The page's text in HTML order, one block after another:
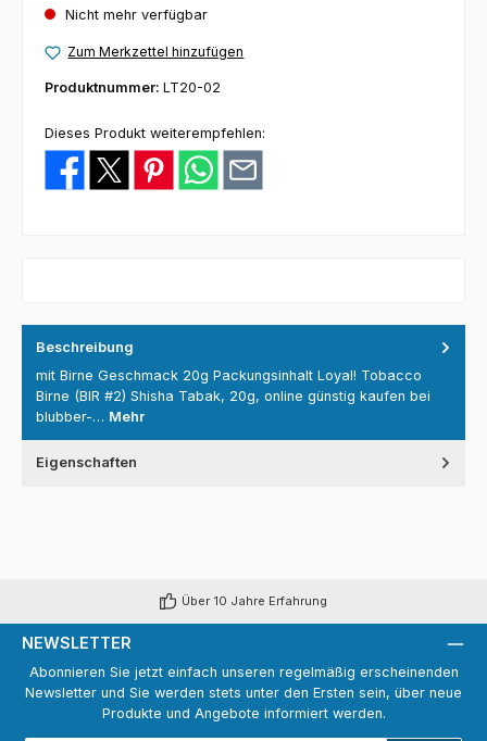
Nicht mehr verfügbar
Zum Merkzettel hinzufügen
Produktnummer: LT20-02
Dieses Produkt weiterempfehlen:
Beschreibung
mit Birne Geschmack 20g Packungsinhalt Loyal! Tobacco
Birne (BIR #2) Shisha Tabak, 20g, online günstig kaufen bei
blubber-… Mehr
Eigenschaften
Über 10 Jahre Erfahrung
NEWSLETTER
Abonnieren Sie jetzt einfach unseren regelmäßig erscheinenden
Newsletter und Sie werden stets unter den Ersten sein, über neue
Produkte und Angebote informiert werden.